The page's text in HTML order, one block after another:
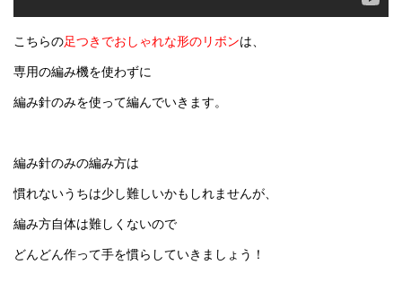
こちらの足つきでおしゃれな形のリボンは、
専用の編み機を使わずに
編み針のみを使って編んでいきます。
編み針のみの編み方は
慣れないうちは少し難しいかもしれませんが、
編み方自体は難しくないので
どんどん作って手を慣らしていきましょう！